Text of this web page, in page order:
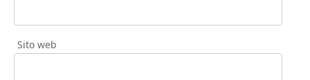
Sito web